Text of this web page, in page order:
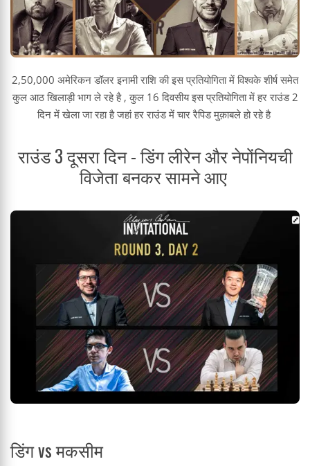
2,50,000 अमेरिकन डॉलर इनामी राशि की इस प्रतियोगिता में विश्वके शीर्ष समेत
कुल आठ खिलाड़ी भाग ले रहे है , कुल 16 दिवसीय इस प्रतियोगिता में हर राउंड 2
दिन में खेला जा रहा है जहां हर राउंड में चार रैपिड मुक़ाबले हो रहे है
राउंड 3 दूसरा दिन - डिंग लीरेन और नेपोंनियची
विजेता बनकर सामने आए
डिंग vs मकसीम